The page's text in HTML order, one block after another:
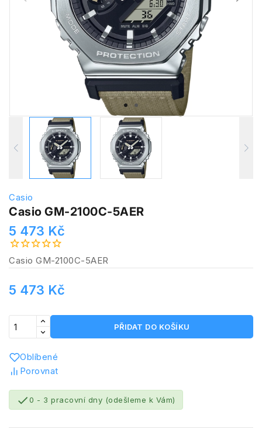
Casio
Casio GM-2100C-5AER
5 473 Kč
Casio GM-2100C-5AER
5 473 Kč
PŘIDAT DO KOŠÍKU
Oblíbené
Porovnat
0 - 3 pracovní dny (odešleme k Vám)